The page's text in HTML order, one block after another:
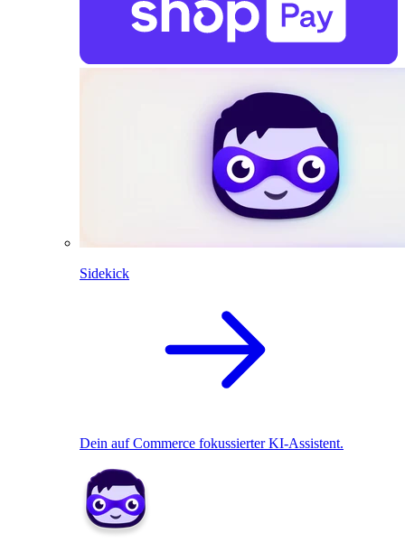
Sidekick
Dein auf Commerce fokussierter KI-Assistent.